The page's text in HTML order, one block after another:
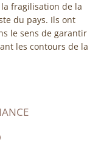
fragilisation de la
du pays. Ils ont
le sens de garantir
les contours de la